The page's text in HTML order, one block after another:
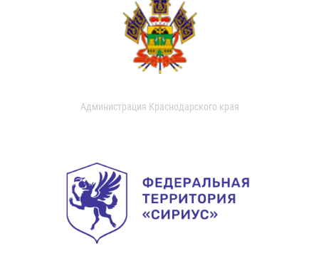
Администрация Краснодарского края